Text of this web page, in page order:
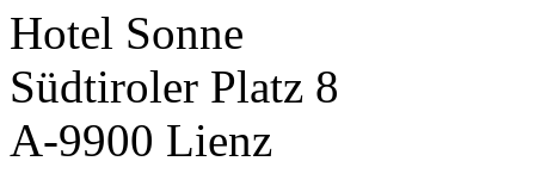
Hotel Sonne
Südtiroler Platz 8
A-9900 Lienz